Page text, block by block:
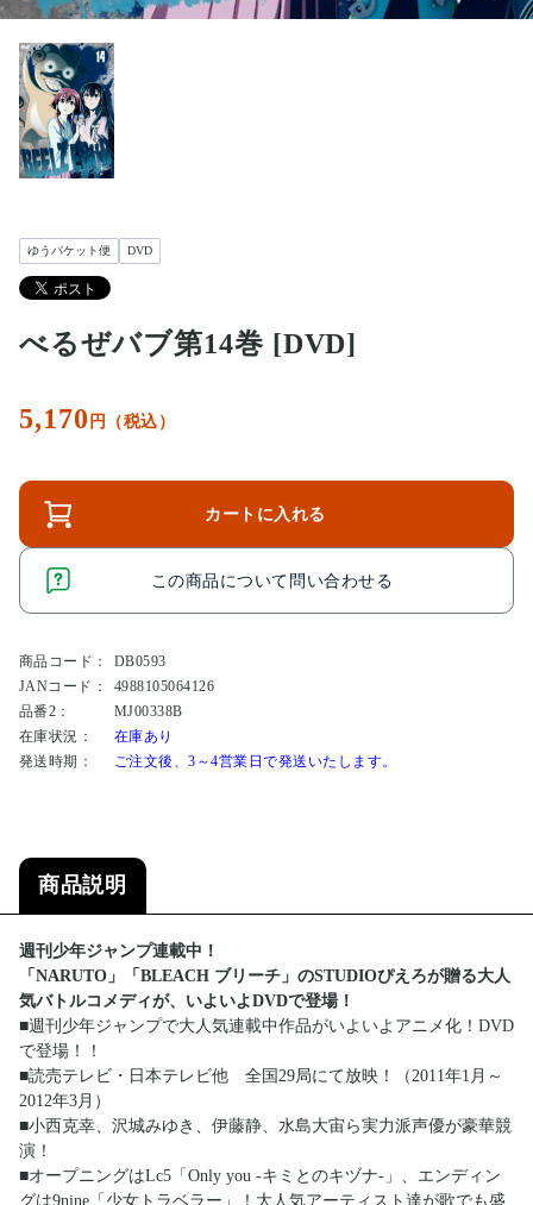
ゆうパケット便 DVD
べるぜバブ第14巻 [DVD]
5,170 円（税込）
カートに入れる
この商品について問い合わせる
商品コード：
DB0593
JANコード：
4988105064126
品番2：
MJ00338B
在庫状況：
在庫あり
発送時期：
ご注文後、3～4営業日で発送いたします。
商品説明
週刊少年ジャンプ連載中！
「NARUTO」「BLEACH ブリーチ」のSTUDIOぴえろが贈る大人
気バトルコメディが、いよいよDVDで登場！
■週刊少年ジャンプで大人気連載中作品がいよいよアニメ化！DVD
で登場！！
■読売テレビ・日本テレビ他 全国29局にて放映！（2011年1月～
2012年3月）
■小西克幸、沢城みゆき、伊藤静、水島大宙ら実力派声優が豪華競
演！
■オープニングはLc5「Only you -キミとのキヅナ-」、エンディン
グは9nine「少女トラベラー」！大人気アーティスト達が歌でも盛